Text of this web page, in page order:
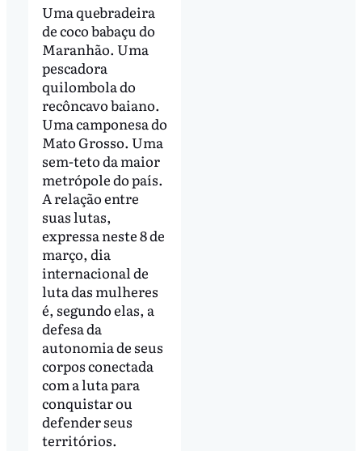
Uma quebradeira
de coco babaçu do
Maranhão. Uma
pescadora
quilombola do
recôncavo baiano.
Uma camponesa do
Mato Grosso. Uma
sem-teto da maior
metrópole do país.
A relação entre
suas lutas,
expressa neste 8 de
março, dia
internacional de
luta das mulheres
é, segundo elas, a
defesa da
autonomia de seus
corpos conectada
com a luta para
conquistar ou
defender seus
territórios.